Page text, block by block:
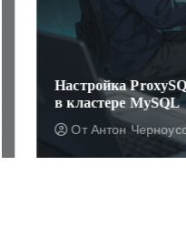
Настройка ProxySQL
в кластере MySQL
ОтАнтон Черноусов